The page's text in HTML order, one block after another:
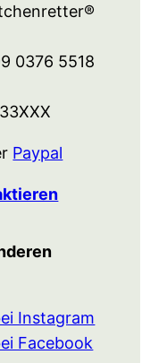
0376 5518
Paypal
Instagram
Facebook